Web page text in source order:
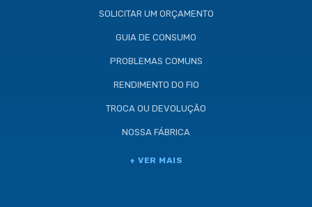
Industria e Comercio de Linhas
SOLICITAR UM ORÇAMENTO
GUIA DE CONSUMO
PROBLEMAS COMUNS
RENDIMENTO DO FIO
TROCA OU DEVOLUÇÃO
NOSSA FÁBRICA
+ VER MAIS